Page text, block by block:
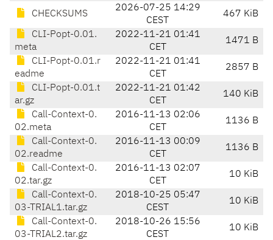
CHECKSUMS
2026-07-25 14:29
CEST
467 KiB
CLI-Popt-0.01.
meta
2022-11-21 01:41
CET
1471 B
CLI-Popt-0.01.r
eadme
2022-11-21 01:41
CET
2857 B
CLI-Popt-0.01.t
ar.gz
2022-11-21 01:42
CET
140 KiB
Call-Context-0.
02.meta
2016-11-13 02:06
CET
1136 B
Call-Context-0.
02.readme
2016-11-13 00:09
CET
1136 B
Call-Context-0.
02.tar.gz
2016-11-13 02:07
CET
10 KiB
Call-Context-0.
03-TRIAL1.tar.gz
2018-10-25 05:47
CEST
10 KiB
Call-Context-0.
03-TRIAL2.tar.gz
2018-10-26 15:56
CEST
10 KiB